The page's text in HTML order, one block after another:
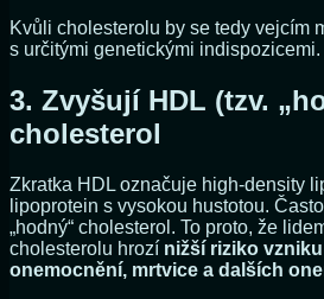
Kvůli cholesterolu by se tedy vejcím
s určitými genetickými indispozicemi.
3. Zvyšují HDL (tzv.
cholesterol
Zkratka HDL označuje high-density
lipoprotein s vysokou hustotou.
„hodný“ cholesterol. To proto, že
cholesterolu hrozí nižší riziko
onemocnění, mrtvice a dalších